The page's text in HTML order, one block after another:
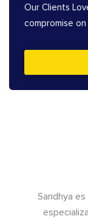
Our Clients
compromise
Sandhya